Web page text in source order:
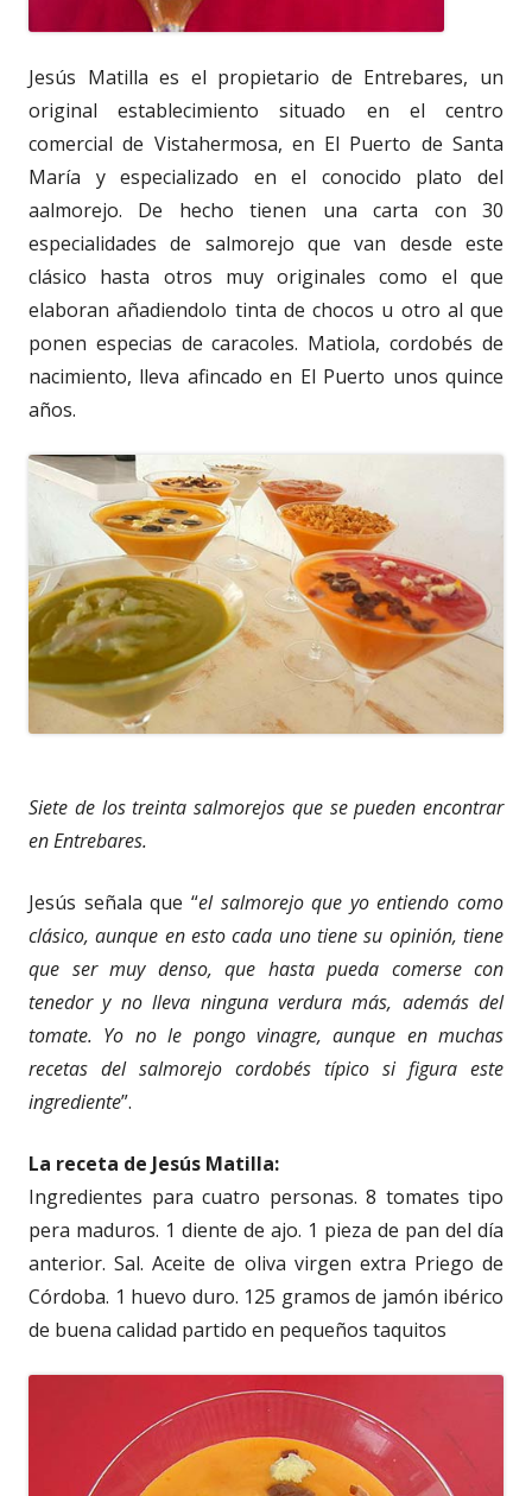
Jesús Matilla es el propietario de Entrebares, un
original establecimiento situado en el centro
comercial de Vistahermosa, en El Puerto de Santa
María y especializado en el conocido plato del
aalmorejo. De hecho tienen una carta con 30
especialidades de salmorejo que van desde este
clásico hasta otros muy originales como el que
elaboran añadiendolo tinta de chocos u otro al que
ponen especias de caracoles. Matiola, cordobés de
nacimiento, lleva afincado en El Puerto unos quince
años.
Siete de los treinta salmorejos que se pueden encontrar
en Entrebares.
Jesús señala que “el salmorejo que yo entiendo como
clásico, aunque en esto cada uno tiene su opinión, tiene
que ser muy denso, que hasta pueda comerse con
tenedor y no lleva ninguna verdura más, además del
tomate. Yo no le pongo vinagre, aunque en muchas
recetas del salmorejo cordobés típico si figura este
ingrediente”.
La receta de Jesús Matilla:
Ingredientes para cuatro personas. 8 tomates tipo
pera maduros. 1 diente de ajo. 1 pieza de pan del día
anterior. Sal. Aceite de oliva virgen extra Priego de
Córdoba. 1 huevo duro. 125 gramos de jamón ibérico
de buena calidad partido en pequeños taquitos